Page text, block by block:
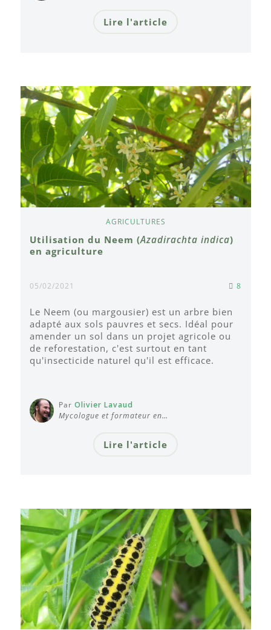
Lire l'article
AGRICULTURES
Utilisation du Neem (Azadirachta indica)
en agriculture
05/02/2021 8
Le Neem (ou margousier) est un arbre bien
adapté aux sols pauvres et secs. Idéal pour
amender un sol dans un projet agricole ou
de reforestation, c'est surtout en tant
qu'insecticide naturel qu'il est efficace.
Par Olivier Lavaud
Mycologue et formateur en…
Lire l'article